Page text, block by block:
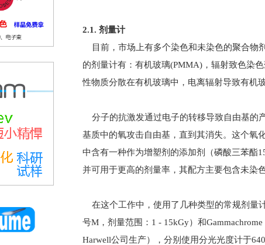
2.1. 剂量计
目前，市场上有多个染色和未染色的聚合物
的剂量计有：有机玻璃(PMMA)，辐射致色染
性物质分散在有机玻璃中，电离辐射导致有机
分子的抗激发通过电子的转移导致自由基的
基质中的氧攻击自由基，直到其消失。这个氧
中含有一种作为增塑剂的添加剂（磷酸三苯酯
并可用于更高的剂量率，其配方主要包含未染
在这个工作中，使用了几种类型的常规剂量
号M，剂量范围：1 - 15kGy）和
Harwell公司生产），分别使用分光光度计于